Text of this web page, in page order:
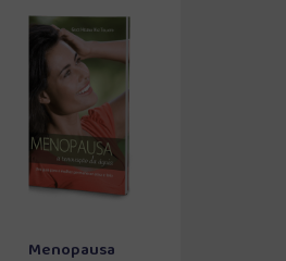
Menopausa